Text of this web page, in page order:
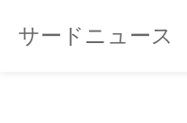
サードニュース